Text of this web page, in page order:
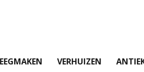
VERHUIZEN